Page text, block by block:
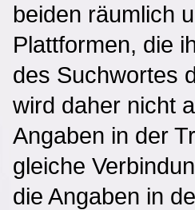
beiden räumlich
Plattformen, die
des Suchwortes
wird daher nicht
Angaben in der
gleiche
die Angaben in